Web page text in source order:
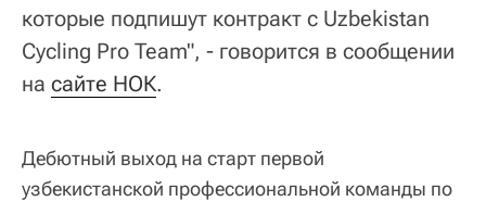
которые подпишут контракт с Uzbekistan
Cycling Pro Team", - говорится в сообщении
на сайте НОК.
Дебютный выход на старт первой
узбекистанской профессиональной команды по